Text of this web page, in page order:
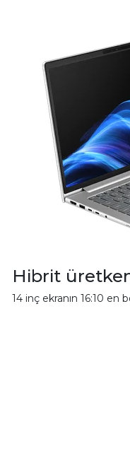
Hibrit
14 inç ekranın 16:10 en